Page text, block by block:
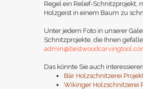
Regel ein Relief-Schnitzprojekt,
Holzgeist in einem Baum zu
Unter jedem Foto in unserer
Schnitzprojekte, die Ihnen
Das könnte Sie auch
Bär Holzschnitzerei
Wikinger Holzschnitzerei